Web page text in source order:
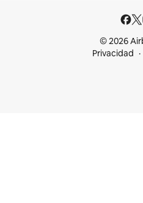
© 2026
Privacidad